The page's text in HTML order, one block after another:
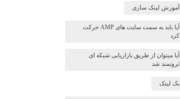
آموزش لینک سازی
آیا باید به سمت سایت های AMP حرکت
کرد
آیا میتوان از طریق بازاریابی شبکه ای
ثروتمند شد
بک لینک